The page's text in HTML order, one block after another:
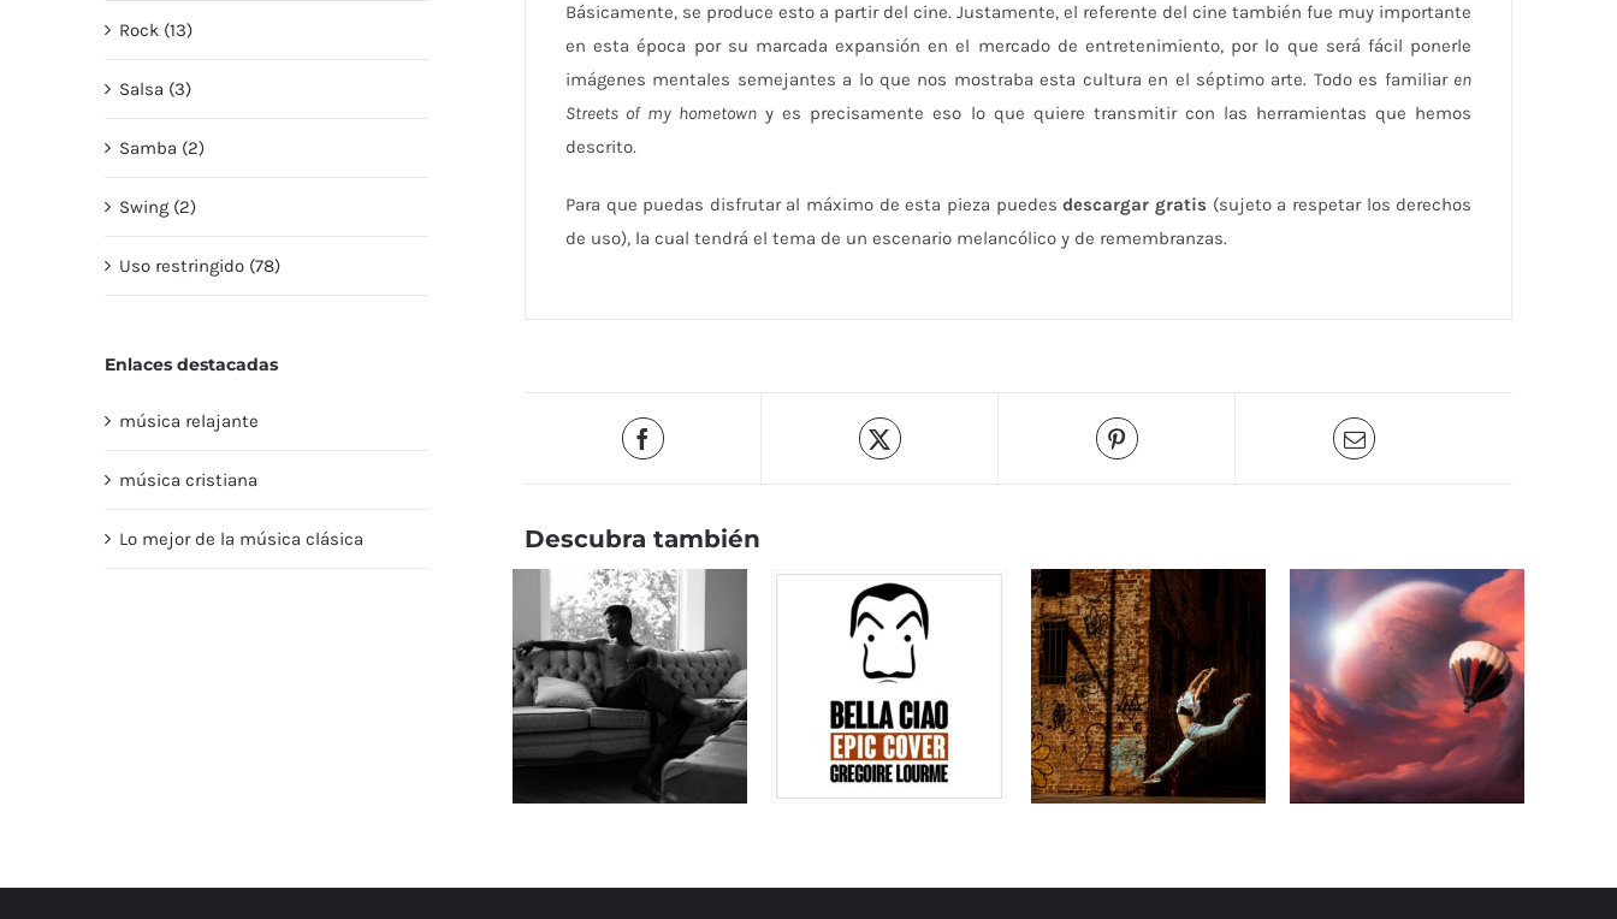
Básicamente, se produce esto a partir del cine. Justamente, el referente del cine también fue muy importante
en esta época por su marcada expansión en el mercado de entretenimiento, por lo que será fácil ponerle
imágenes mentales semejantes a lo que nos mostraba esta cultura en el séptimo arte. Todo es familiar en
Streets of my hometown y es precisamente eso lo que quiere transmitir con las herramientas que hemos
descrito.
Para que puedas disfrutar al máximo de esta pieza puedesdescargar gratis (sujeto a respetar los derechos
de uso), la cual tendrá el tema de un escenario melancólico y de remembranzas.
Descubra también
Rock (13)
Salsa (3)
Samba (2)
Swing (2)
Uso restringido (78)
Enlaces destacadas
música relajante
música cristiana
Lo mejor de la música clásica